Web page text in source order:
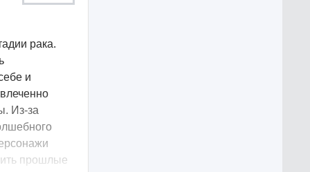
рака.
и
Из-за
прошлые